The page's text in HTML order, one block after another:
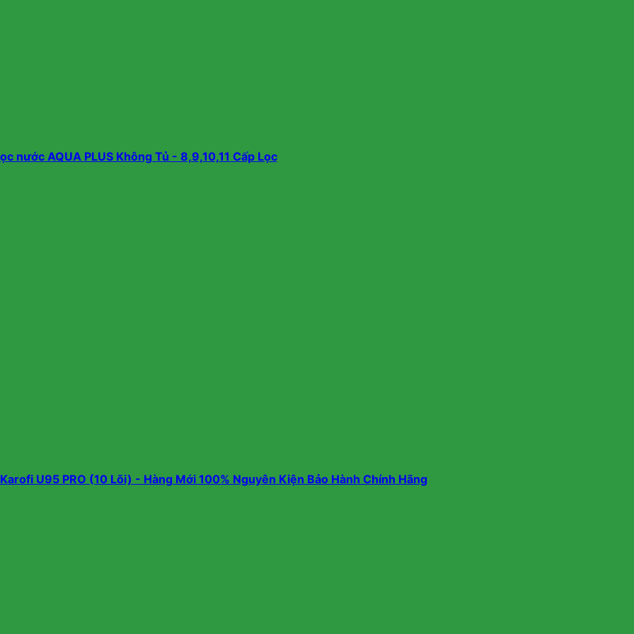
nước AQUA PLUS Không Tủ - 8,9,10,11 Cấp Lọc
U95 PRO (10 Lõi) - Hàng Mới 100% Nguyên Kiện Bảo Hành Chính Hãng